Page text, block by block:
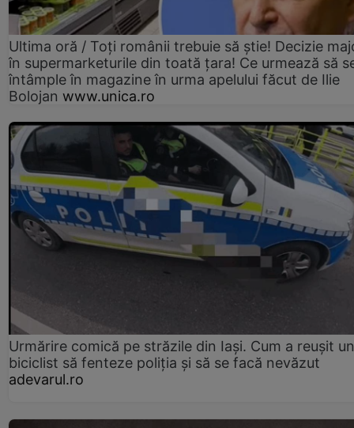
Ultima oră / Toți românii trebuie să știe! Decizie
în supermarketurile din toată țara! Ce urmează să
întâmple în magazine în urma apelului făcut de Ilie
Bolojan www.unica.ro
Urmărire comică pe străzile din Iași. Cum a reușit un
biciclist să fenteze poliția și să se facă nevăzut
adevarul.ro